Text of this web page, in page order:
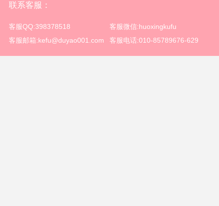
联系客服：
客服QQ:398378518
客服微信:huoxingkufu
客服邮箱:kefu@duyao001.com
客服电话:010-85789676-629